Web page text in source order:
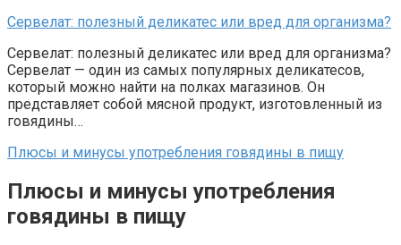
Сервелат: полезный деликатес или вред для организма?
Сервелат: полезный деликатес или вред для организма?
Сервелат — один из самых популярных деликатесов,
который можно найти на полках магазинов. Он
представляет собой мясной продукт, изготовленный из
говядины…
Плюсы и минусы употребления говядины в пищу
Плюсы и минусы употребления
говядины в пищу